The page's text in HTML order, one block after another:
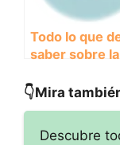
Todo lo que
saber sobre
👇Mira
Descubre